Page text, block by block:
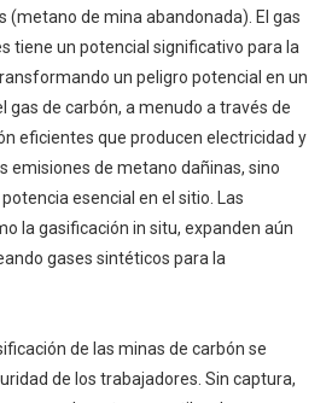
(metano de mina abandonada). El gas
tiene un potencial significativo para la
un peligro potencial en un
gas de carbón, a menudo a través de
eficientes que producen electricidad y
emisiones de metano dañinas, sino
esencial en el sitio. Las
la gasificación in situ, expanden aún
gases sintéticos para la
de las minas de carbón se
de los trabajadores. Sin captura,